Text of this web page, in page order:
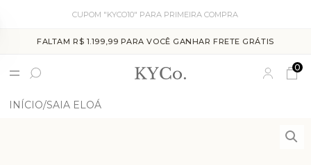
CUPOM "KYCO10" PARA PRIMEIRA COMPRA
FALTAM R$ 1.199,99 PARA VOCÊ GANHAR FRETE GRÁTIS
0
INÍCIO SAIA ELOÁ